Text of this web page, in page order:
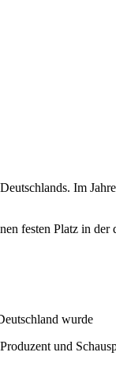
Im
festen Platz in der
wurde
und